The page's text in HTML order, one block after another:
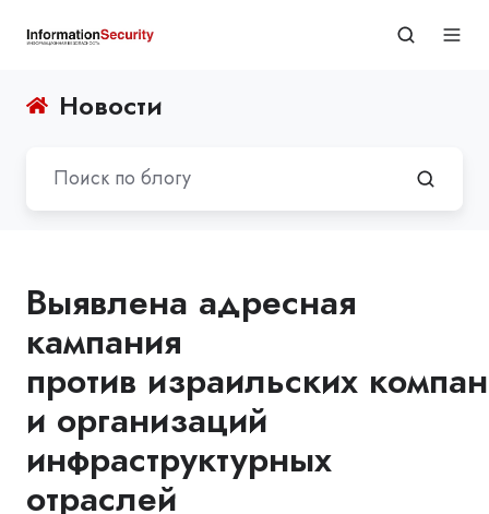
Новости
Выявлена адресная
кампания
против израильских
и организаций
инфраструктурных
отраслей